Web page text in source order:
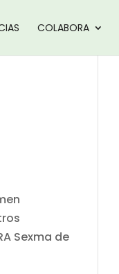
COLABORA
Sexma de